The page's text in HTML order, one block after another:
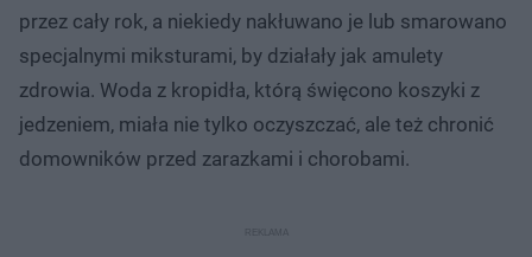
przez cały rok, a niekiedy nakłuwano je lub smarowano
specjalnymi miksturami, by działały jak amulety
zdrowia. Woda z kropidła, którą święcono koszyki z
jedzeniem, miała nie tylko oczyszczać, ale też chronić
domowników przed zarazkami i chorobami.